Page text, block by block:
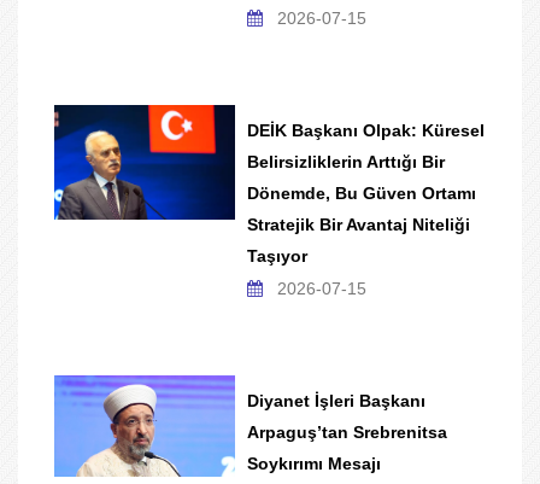
2026-07-15
DEİK Başkanı Olpak: Küresel
Belirsizliklerin Arttığı Bir
Dönemde, Bu Güven Ortamı
Stratejik Bir Avantaj Niteliği
Taşıyor
2026-07-15
Diyanet İşleri Başkanı
Arpaguş’tan Srebrenitsa
Soykırımı Mesajı